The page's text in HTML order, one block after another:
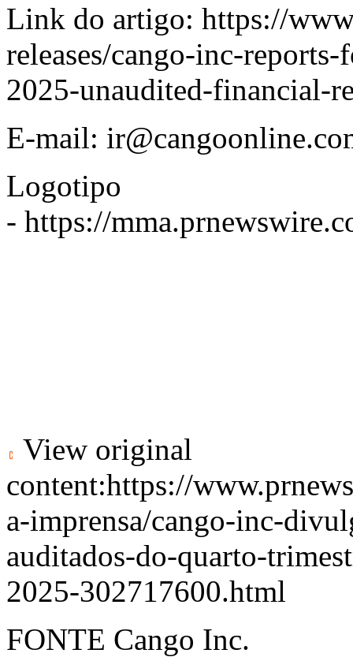
Link do artigo: https://
releases/cango-inc-
2025-unaudited-financial-
E-mail:
Logotipo
- https://
View original
content:https://
a-imprensa/cango-inc-
auditados-do-quarto-
2025-302717600.html
FONTE Cango Inc.